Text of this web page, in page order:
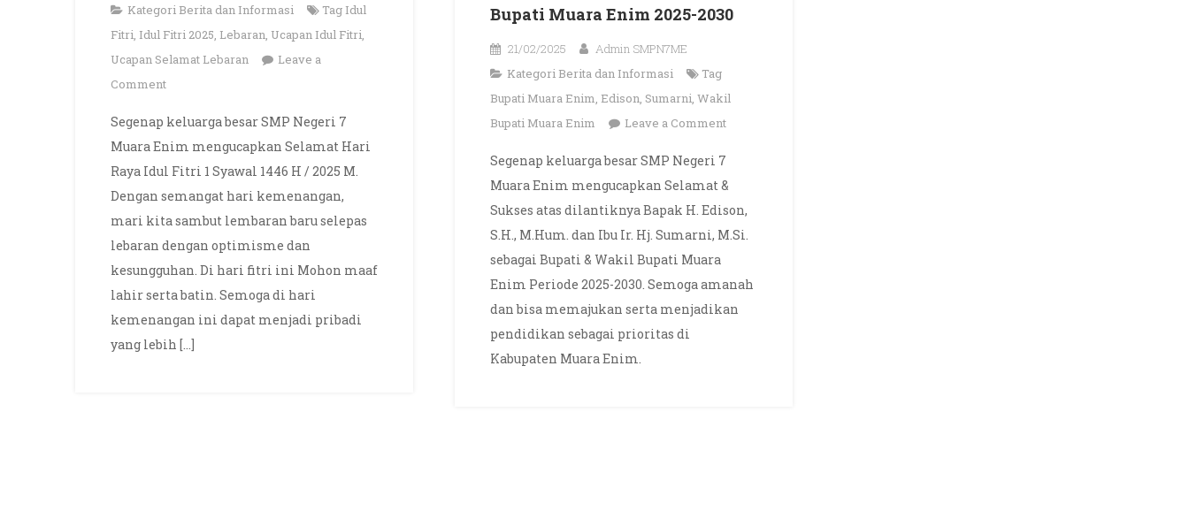
Kategori Berita dan Informasi Tag Idul
Fitri, Idul Fitri 2025, Lebaran, Ucapan Idul Fitri,
Ucapan Selamat Lebaran
Leave a
Commenton
Hari
Raya
Idul
Fitri
1
Syawal
1446
H
2025
Segenap keluarga besar SMP Negeri 7
Muara Enim mengucapkan Selamat Hari
Raya Idul Fitri 1 Syawal 1446 H / 2025 M.
Dengan semangat hari kemenangan,
mari kita sambut lembaran baru selepas
lebaran dengan optimisme dan
kesungguhan. Di hari fitri ini Mohon maaf
lahir serta batin. Semoga di hari
kemenangan ini dapat menjadi pribadi
yang lebih […]
Bupati Muara Enim 2025-2030
21/02/2025
Admin SMPN7ME
Kategori Berita dan Informasi
Tag
Bupati Muara Enim, Edison, Sumarni, Wakil
Bupati Muara Enim
Leave a Commenton
dilantiknya
Bapak
H.Edison
Ibu
Hj.Sumarni
Segenap keluarga besar SMP Negeri 7
Muara Enim mengucapkan Selamat &
Sukses atas dilantiknya Bapak H. Edison,
S.H., M.Hum. dan Ibu Ir. Hj. Sumarni, M.Si.
sebagai Bupati & Wakil Bupati Muara
Enim Periode 2025-2030. Semoga amanah
dan bisa memajukan serta menjadikan
pendidikan sebagai prioritas di
Kabupaten Muara Enim.